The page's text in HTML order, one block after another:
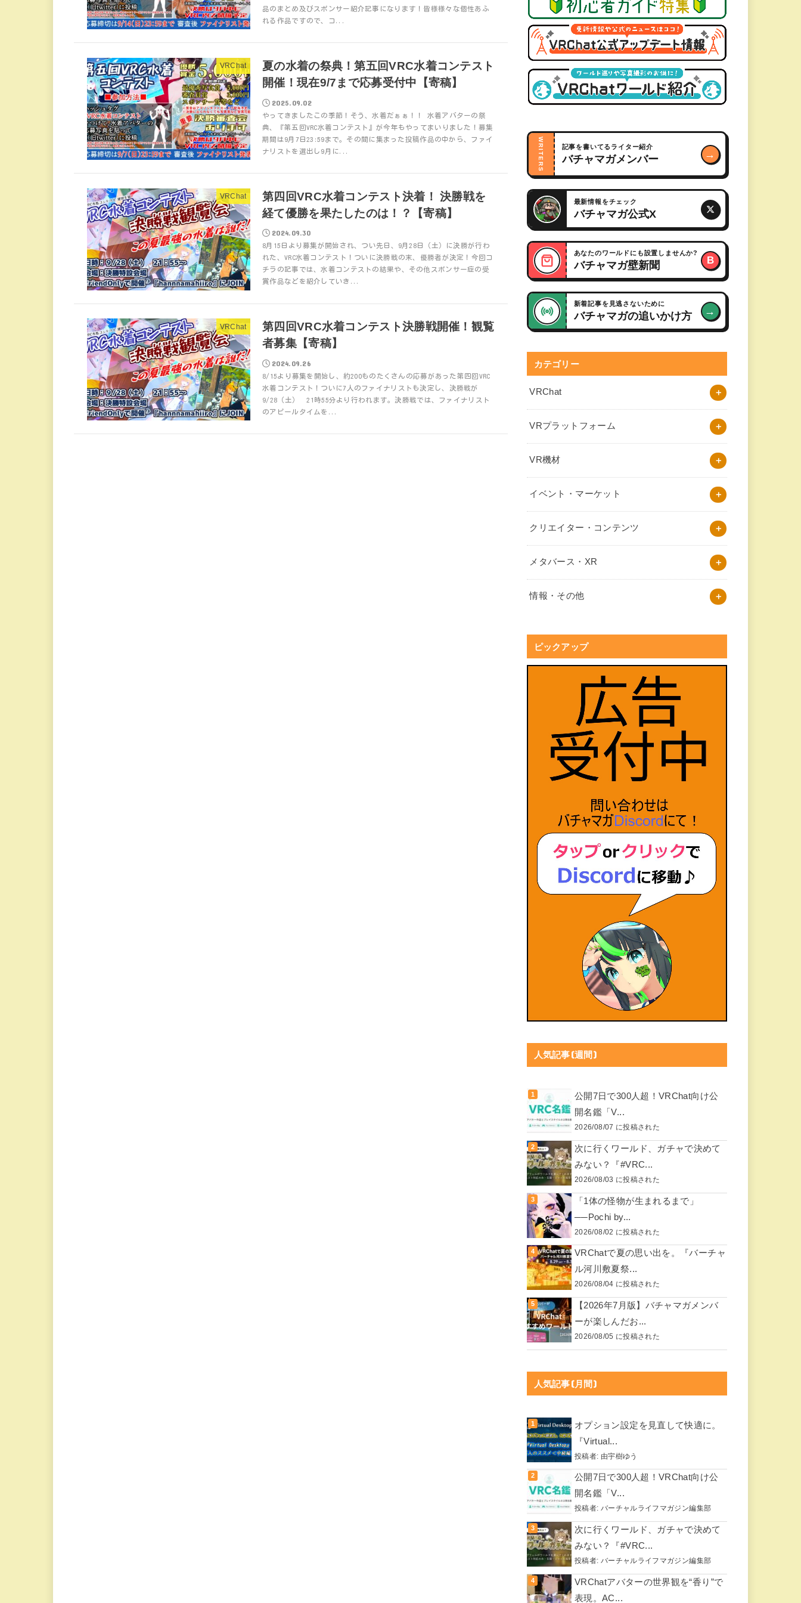
品のまとめ及びスポンサー紹介記事になります！皆様様々な個性あふ
れる作品ですので、コ...
VRChat
夏の水着の祭典！第五回VRC水着コンテスト
開催！現在9/7まで応募受付中【寄稿】
2025.09.02
やってきましたこの季節！そう、水着だぁぁ！！ 水着アバターの祭
典、『第五回VRC水着コンテスト』が今年もやってまいりました！募集
期間は9月7日23:59まで。その間に集まった投稿作品の中から、ファイ
ナリストを選出し9月に...
VRChat
第四回VRC水着コンテスト決着！ 決勝戦を
経て優勝を果たしたのは！？【寄稿】
2024.09.30
8月15日より募集が開始され、つい先日、9月28日（土）に決勝が行わ
れた、VRC水着コンテスト！ついに決勝戦の末、優勝者が決定！今回コ
チラの記事では、水着コンテストの結果や、その他スポンサー症の受
賞作品などを紹介していき...
VRChat
第四回VRC水着コンテスト決勝戦開催！観覧
者募集【寄稿】
2024.09.26
8/15より募集を開始し、約200ものたくさんの応募があった第四回VRC
水着コンテスト！ついに7人のファイナリストも決定し、決勝戦が
9/28（土） 21時55分より行われます。決勝戦では、ファイナリスト
のアピールタイムを...
WRITERS 記事を書いてるライター紹介
バチャマガメンバー →
最新情報をチェック
バチャマガ公式X
あなたのワールドにも設置しませんか?
バチャマガ壁新聞 B
新着記事を見逃さないために
バチャマガの追いかけ方 →
カテゴリー
VRChat
VRプラットフォーム
VR機材
イベント・マーケット
クリエイター・コンテンツ
メタバース・XR
情報・その他
ピックアップ
人気記事(週間)
公開7日で300人超！VRChat向け公
開名鑑「V...
2026/08/07 に投稿された
次に行くワールド、ガチャで決めて
みない？『#VRC...
2026/08/03 に投稿された
「1体の怪物が生まれるまで」
──Pochi by...
2026/08/02 に投稿された
VRChatで夏の思い出を。『バーチャ
ル河川敷夏祭...
2026/08/04 に投稿された
【2026年7月版】バチャマガメンバ
ーが楽しんだお...
2026/08/05 に投稿された
人気記事(月間)
オプション設定を見直して快適に。
『Virtual...
投稿者: 由宇樹ゆう
公開7日で300人超！VRChat向け公
開名鑑「V...
投稿者: バーチャルライフマガジン編集部
次に行くワールド、ガチャで決めて
みない？『#VRC...
投稿者: バーチャルライフマガジン編集部
VRChatアバターの世界観を“香り”で
表現。AC...